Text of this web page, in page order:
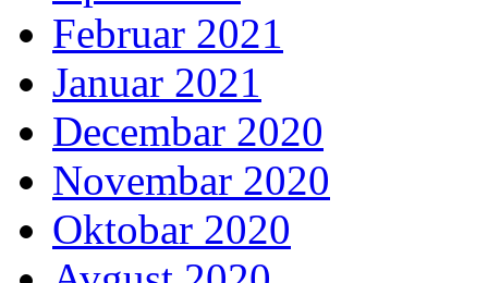
Februar 2021
Januar 2021
Decembar 2020
Novembar 2020
Oktobar 2020